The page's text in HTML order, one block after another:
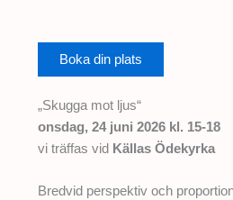
Boka din plats
„Skugga mot ljus“
onsdag, 24 juni 2026 kl. 15-18
vi träffas vid Källas Ödekyrka
Bredvid perspektiv och